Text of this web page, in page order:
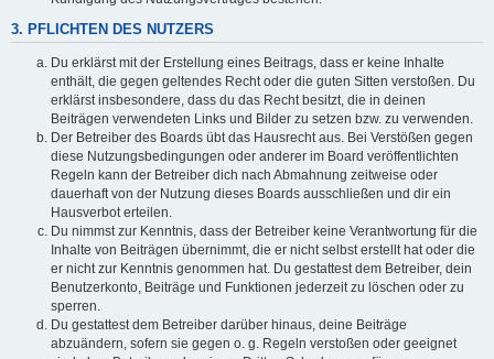
3. PFLICHTEN DES NUTZERS
Du erklärst mit der Erstellung eines Beitrags, dass er keine Inhalte
enthält, die gegen geltendes Recht oder die guten Sitten verstoßen. Du
erklärst insbesondere, dass du das Recht besitzt, die in deinen
Beiträgen verwendeten Links und Bilder zu setzen bzw. zu verwenden.
Der Betreiber des Boards übt das Hausrecht aus. Bei Verstößen gegen
diese Nutzungsbedingungen oder anderer im Board veröffentlichten
Regeln kann der Betreiber dich nach Abmahnung zeitweise oder
dauerhaft von der Nutzung dieses Boards ausschließen und dir ein
Hausverbot erteilen.
Du nimmst zur Kenntnis, dass der Betreiber keine Verantwortung für die
Inhalte von Beiträgen übernimmt, die er nicht selbst erstellt hat oder die
er nicht zur Kenntnis genommen hat. Du gestattest dem Betreiber, dein
Benutzerkonto, Beiträge und Funktionen jederzeit zu löschen oder zu
sperren.
Du gestattest dem Betreiber darüber hinaus, deine Beiträge
abzuändern, sofern sie gegen o. g. Regeln verstoßen oder geeignet